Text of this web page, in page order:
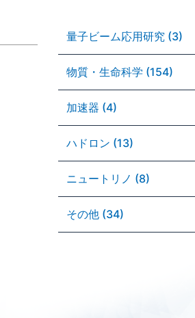
量子ビーム応用研究 (3)
物質・生命科学 (154)
加速器 (4)
ハドロン (13)
ニュートリノ (8)
その他 (34)